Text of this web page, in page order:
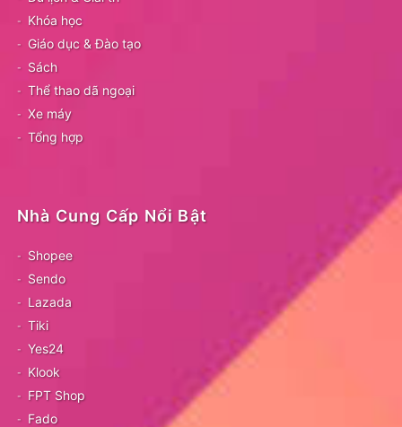
Khóa học
Giáo dục & Đào tạo
Sách
Thể thao dã ngoại
Xe máy
Tổng hợp
Nhà Cung Cấp Nổi Bật
Shopee
Sendo
Lazada
Tiki
Yes24
Klook
FPT Shop
Fado